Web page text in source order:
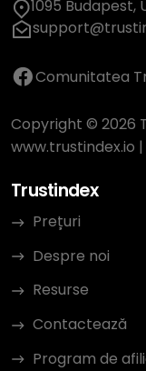
1095 Budapest,
Comunitatea
Copyright © 2026
www.trustindex.io |
Trustindex
Prețuri
Despre noi
Resurse
Contactează
Program de